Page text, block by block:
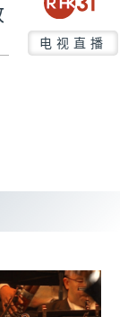
电视直播